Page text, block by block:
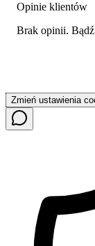
Opinie klientów
Brak opinii.
Zmień ustawienia